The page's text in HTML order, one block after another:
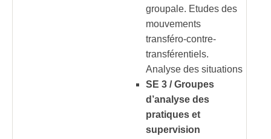
groupale. Etudes des
mouvements
transféro-contre-
transférentiels.
Analyse des situations
SE 3 / Groupes
d’analyse des
pratiques et
supervision